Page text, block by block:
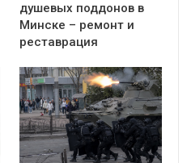
душевых поддонов в
Минске – ремонт и
реставрация